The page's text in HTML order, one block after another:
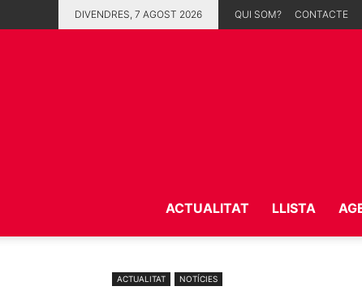
DIVENDRES, 7 AGOST 2026 QUI SOM? CONTACTE
ACTUALITAT LLISTA
ACTUALITAT NOTÍCIES